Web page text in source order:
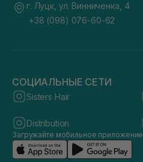
г. Луцк, ул. Винниченка, 4
+38 (098) 076-60-62
СОЦИАЛЬНЫЕ СЕТИ
Sisters Hair
Distribution
Загружайте мобильное приложение